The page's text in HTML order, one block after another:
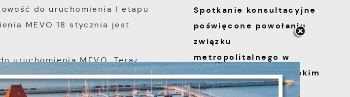
do uruchomienia I etapu
MEVO 18 stycznia jest
uruchomienia MEVO. Teraz
sprawdzające funkcjonalność
testom poddane zostaną
Spotkanie konsultacyjne
poświęcone powołaniu
związku
metropolitalnego w
województwie pomorskim